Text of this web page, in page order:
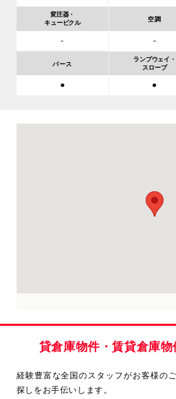
変圧器・
キュービクル
-
空調
-
バース
●
ランプウェイ・
スロープ
●
貸倉庫物件・賃貸倉庫
経験豊富な全国のスタッフがお客様の
探しをお手伝いします。